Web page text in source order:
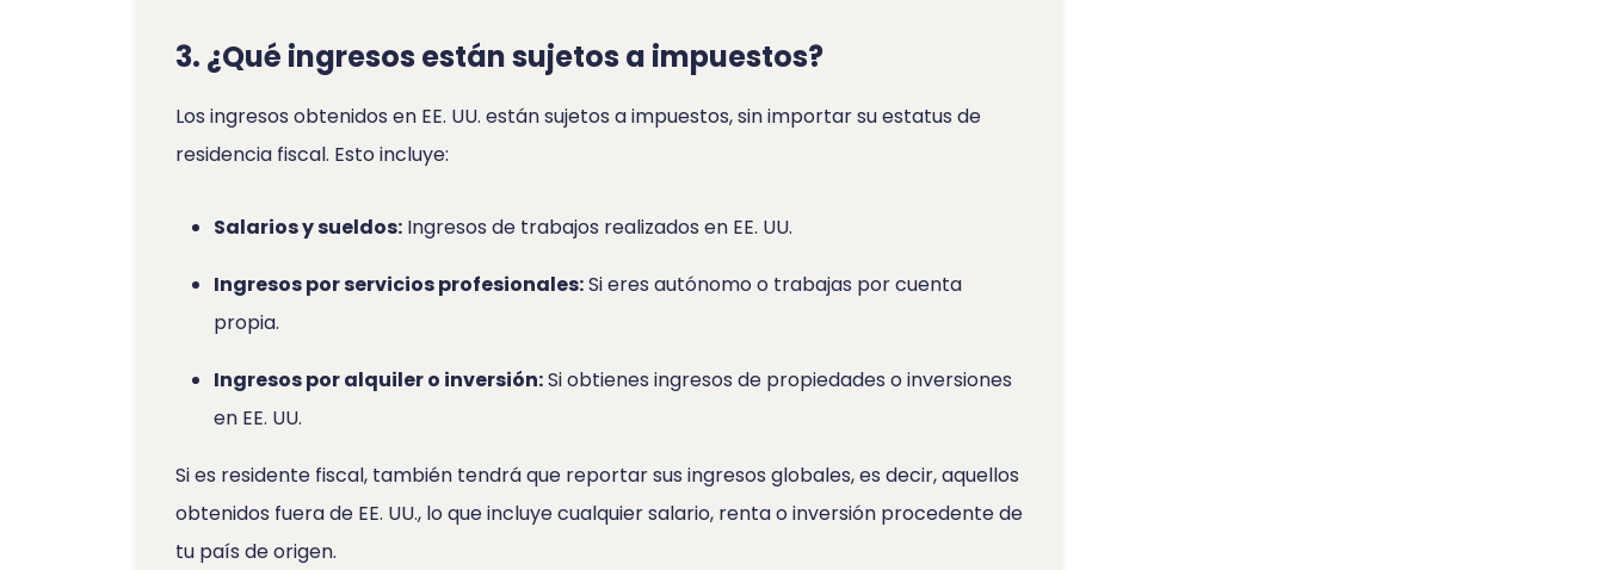
3. ¿Qué ingresos están sujetos a impuestos?
Los ingresos obtenidos en EE. UU. están sujetos a impuestos, sin importar su estatus de
residencia fiscal. Esto incluye:
Salarios y sueldos: Ingresos de trabajos realizados en EE. UU.
Ingresos por servicios profesionales:Si eres autónomo o trabajas por cuenta
propia.
Ingresos por alquiler o inversión:Si obtienes ingresos de propiedades o inversiones
en EE. UU.
Si es residente fiscal, también tendrá que reportar sus ingresos globales, es decir, aquellos
obtenidos fuera de EE. UU., lo que incluye cualquier salario, renta o inversión procedente de
tu país de origen.